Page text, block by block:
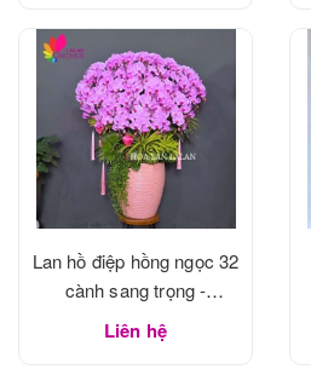
Lan hồ điệp hồng ngọc 32
cành sang trọng -
LHD1188
Liên hệ